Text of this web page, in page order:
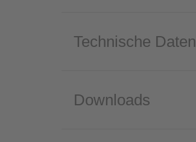
Technische Daten
Downloads